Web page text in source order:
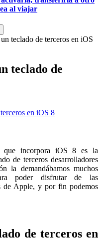
al viajar
teclado de terceros en iOS
teclado de
que incorpora iOS 8 es la
de terceros desarrolladores
la demandábamos muchos
poder disfrutar de las
de Apple, y por fin podemos
de terceros en